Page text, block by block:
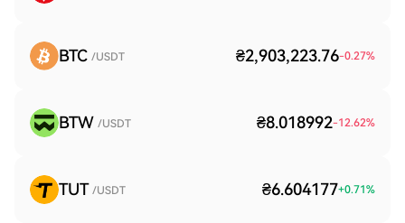
BTC /USDT ₴2,903,223.76-0.27%
BTW /USDT ₴8.018992-12.62%
TUT /USDT ₴6.604177+0.71%